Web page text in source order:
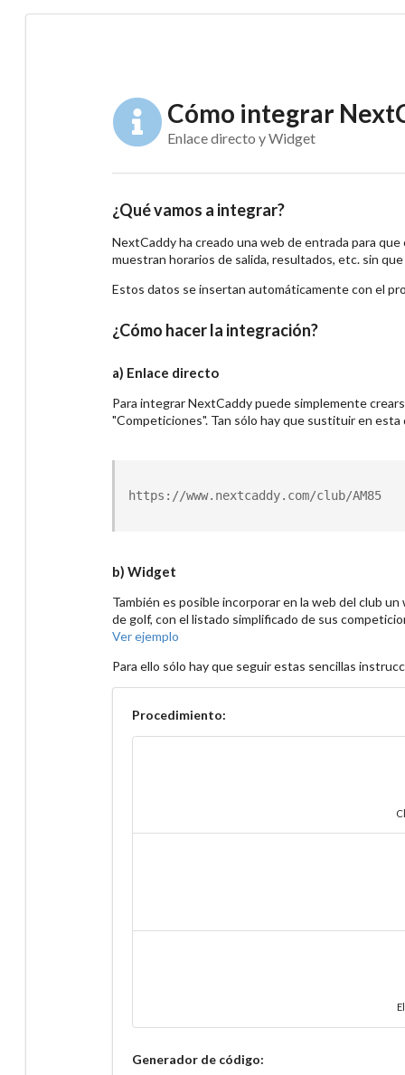
Cómo integrar
Enlace directo y Widget
¿Qué vamos a integrar?
NextCaddy ha creado una web de entrada para
muestran horarios de salida, resultados, etc. sin
Estos datos se insertan automáticamente con el
¿Cómo hacer la integración?
a) Enlace directo
Para integrar NextCaddy puede simplemente
"Competiciones". Tan sólo hay que sustituir en
https://www.nextcaddy.com/club/AM85
b) Widget
También es posible incorporar en la web del club
de golf, con el listado simplificado de sus
Ver ejemplo
Para ello sólo hay que seguir estas sencillas
Procedimiento:
Generador de código: